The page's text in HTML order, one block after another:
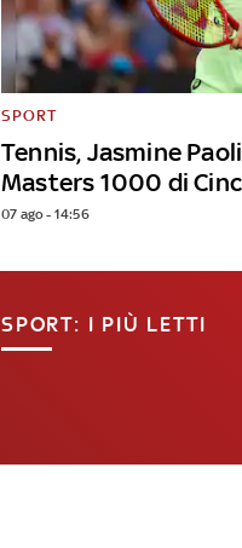
Tennis, Jasmine
Masters 1000 di
SPORT
07 ago - 14:56
SPORT: I PIÙ LETTI